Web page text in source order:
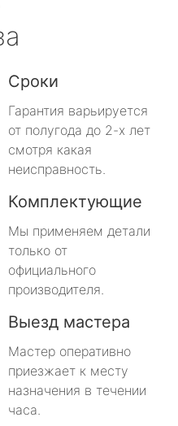
Сроки
Гарантия варьируется
от полугода до 2-х лет
смотря какая
неисправность.
Комплектующие
Мы применяем детали
только от
официального
производителя.
Выезд мастера
Мастер оперативно
приезжает к месту
назначения в течении
часа.